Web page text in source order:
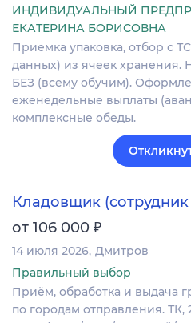
ИНДИВИДУАЛЬНЫЙ
ЕКАТЕРИНА БОРИСОВНА
Приемка упаковка, отбор с
данных) из ячеек
БЕЗ (всему обучим).
еженедельные выплаты
комплексные обеды.
Кладовщик (сотрудник
от 106 000 ₽
14 июля 2026 Дмитров
Правильный выбор
Приём, обработка и выдача
по городам отправления. ТК,